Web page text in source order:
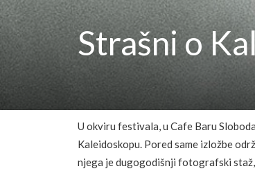
Strašni o
U okviru festivala, u Cafe Baru
Kaleidoskopu. Pored same izložbe
njega je dugogodišnji fotografski